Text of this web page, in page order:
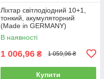
Ліхтар світлодіодний 10+1,
тонкий, акумуляторний
(Made in GERMANY)
(ліхтарик, ручний)
В наявності
1 006,96 ₴ 1 059,96 ₴
Купити